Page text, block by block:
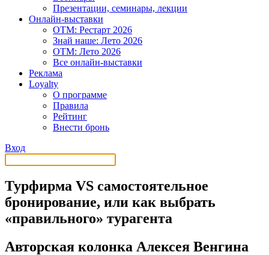
Презентации, семинары, лекции
Онлайн-выставки
OTM: Рестарт 2026
Знай наше: Лето 2026
OTM: Лето 2026
Все онлайн-выставки
Реклама
Loyalty
О программе
Правила
Рейтинг
Внести бронь
Вход
Турфирма VS самостоятельное
бронирование, или как выбрать
«правильного» турагента
Авторская колонка Алексея Венгина